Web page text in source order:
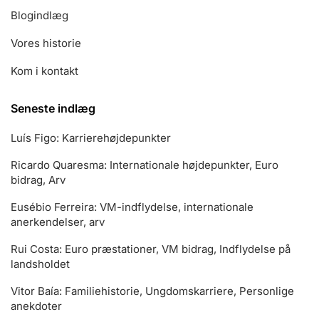
Blogindlæg
Vores historie
Kom i kontakt
Seneste indlæg
Luís Figo: Karrierehøjdepunkter
Ricardo Quaresma: Internationale højdepunkter, Euro
bidrag, Arv
Eusébio Ferreira: VM-indflydelse, internationale
anerkendelser, arv
Rui Costa: Euro præstationer, VM bidrag, Indflydelse på
landsholdet
Vitor Baía: Familiehistorie, Ungdomskarriere, Personlige
anekdoter